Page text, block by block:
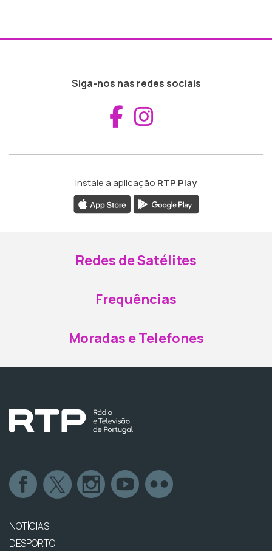
Siga-nos nas redes sociais
Aceder ao
Instale a aplicação RTP Play
Redes de Satélites
Frequências
Moradas e Telefones
NOTÍCIAS
DESPORTO